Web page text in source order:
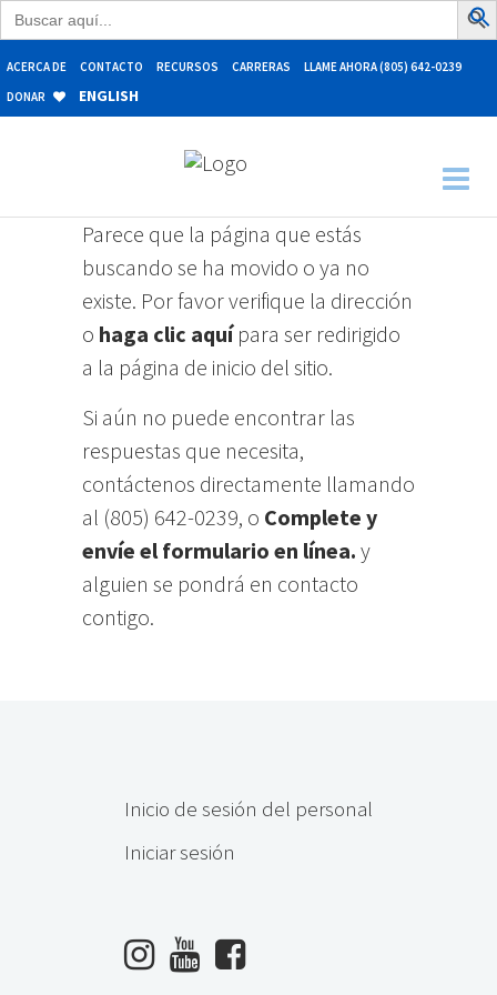
Buscar:
ACERCA DE CONTACTO RECURSOS CARRERAS
LLAME AHORA (805) 642-0239
DONAR
ENGLISH
Parece que la página que estás
buscando se ha movido o ya no
existe. Por favor verifique la dirección
o haga clic aquípara ser redirigido
a la página de inicio del sitio.
Si aún no puede encontrar las
respuestas que necesita,
contáctenos directamente llamando
al (805) 642-0239, o Complete y
envíe el formulario en línea. y
alguien se pondrá en contacto
contigo.
Inicio de sesión del personal
Iniciar sesión